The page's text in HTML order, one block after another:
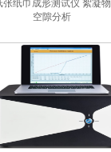
张纸巾成形测试仪 絮凝物
空隙分析